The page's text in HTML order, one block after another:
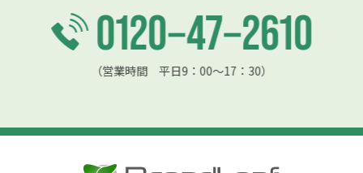
（営業時間 平日9：00〜17：30）